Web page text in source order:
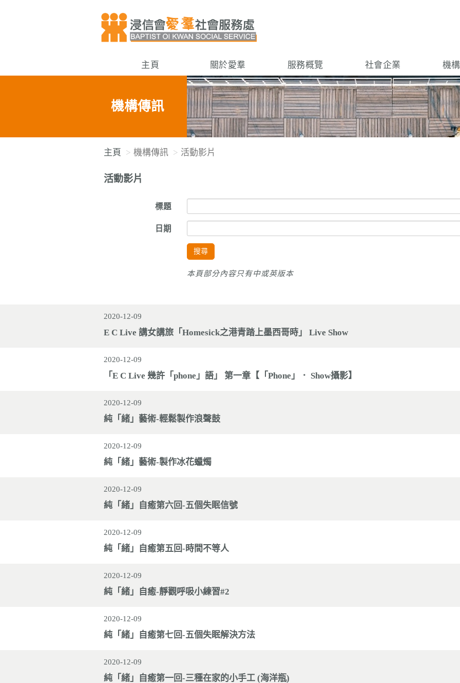
主頁 關於愛羣 服務概覽 社會企業 機
機構傳訊
主頁 機構傳訊 活動影片
活動影片
標題
日期
搜尋
本頁部分內容只有中或英版本
2020-12-09
E C Live 講女講旅「Homesick之港青踏上墨西哥時」 Live Show
2020-12-09
「E C Live 幾許「phone」語」 第一章【「Phone」． Show攝影】
2020-12-09
純「緒」藝術-輕鬆製作浪聲鼓
2020-12-09
純「緒」藝術-製作冰花蠟燭
2020-12-09
純「緒」自癒第六回-五個失眠信號
2020-12-09
純「緒」自癒第五回-時間不等人
2020-12-09
純「緒」自癒-靜觀呼吸小練習#2
2020-12-09
純「緒」自癒第七回-五個失眠解決方法
2020-12-09
純「緒」自癒第一回-三種在家的小手工 (海洋瓶)